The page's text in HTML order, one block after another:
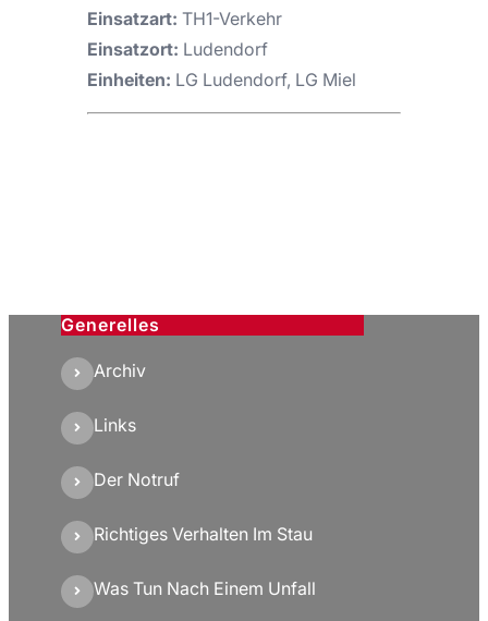
Einsatzart: TH1-Verkehr
Einsatzort: Ludendorf
Einheiten: LG Ludendorf, LG Miel
Generelles
Archiv
Links
Der Notruf
Richtiges Verhalten Im Stau
Was Tun Nach Einem Unfall